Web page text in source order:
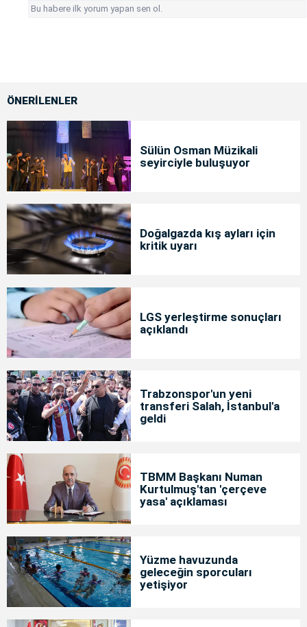
Bu habere ilk yorum yapan sen ol.
ÖNERİLENLER
Sülün Osman Müzikali
seyirciyle buluşuyor
Doğalgazda kış ayları için
kritik uyarı
LGS yerleştirme sonuçları
açıklandı
Trabzonspor'un yeni
transferi Salah, İstanbul'a
geldi
TBMM Başkanı Numan
Kurtulmuş'tan 'çerçeve
yasa' açıklaması
Yüzme havuzunda
geleceğin sporcuları
yetişiyor